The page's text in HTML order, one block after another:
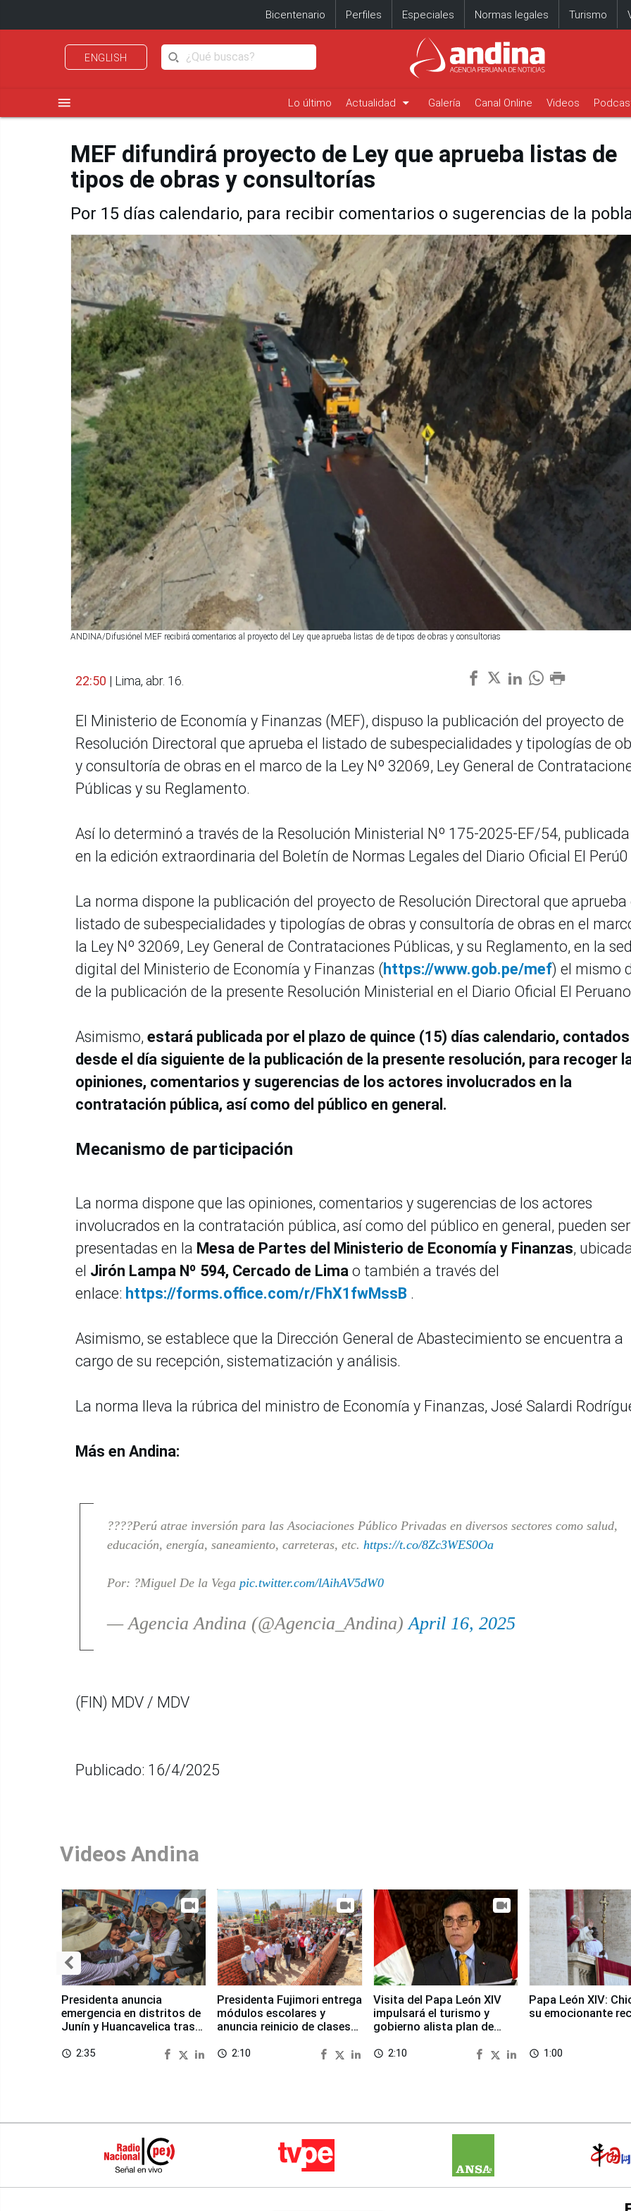
Bicentenario Perfiles Especiales Normas legales Turismo
ENGLISH
menu Lo último Actualidad arrow_drop_down Galería Canal Online Videos
MEF difundirá proyecto de Ley que aprueba listas de
tipos de obras y consultorías
Por 15 días calendario, para recibir comentarios o sugerencias de la
ANDINA/Difusiónel MEF recibirá comentarios al proyecto del Ley que aprueba listas de de tipos de obras y consultorias
22:50 | Lima, abr. 16.
El Ministerio de Economía y Finanzas (MEF), dispuso la publicación del proyecto de
Resolución Directoral que aprueba el listado de subespecialidades y tipologías de
y consultoría de obras en el marco de la Ley Nº 32069, Ley General de
Públicas y su Reglamento.
Así lo determinó a través de la Resolución Ministerial Nº 175-2025-EF/54,
en la edición extraordinaria del Boletín de Normas Legales del Diario Oficial El Perú0
La norma dispone la publicación del proyecto de Resolución Directoral que aprueba
listado de subespecialidades y tipologías de obras y consultoría de obras en el
la Ley Nº 32069, Ley General de Contrataciones Públicas, y su Reglamento, en la
digital del Ministerio de Economía y Finanzas (https://www.gob.pe/mef) el mismo
de la publicación de la presente Resolución Ministerial en el Diario Oficial El
Asimismo, estará publicada por el plazo de quince (15) días calendario, contados
desde el día siguiente de la publicación de la presente resolución, para recoger
opiniones, comentarios y sugerencias de los actores involucrados en la
contratación pública, así como del público en general.
Mecanismo de participación
La norma dispone que las opiniones, comentarios y sugerencias de los actores
involucrados en la contratación pública, así como del público en general, pueden ser
presentadas en la Mesa de Partes del Ministerio de Economía y Finanzas,
el Jirón Lampa Nº 594, Cercado de Lima o también a través del
enlace: https://forms.office.com/r/FhX1fwMssB .
Asimismo, se establece que la Dirección General de Abastecimiento se encuentra a
cargo de su recepción, sistematización y análisis.
La norma lleva la rúbrica del ministro de Economía y Finanzas, José Salardi
Más en Andina:
????Perú atrae inversión para las Asociaciones Público Privadas en diversos sectores como salud,
educación, energía, saneamiento, carreteras, etc. https://t.co/8Zc3WES0Oa
Por: ?Miguel De la Vega pic.twitter.com/lAihAV5dW0
— Agencia Andina (@Agencia_Andina)April 16, 2025
(FIN) MDV / MDV
Publicado: 16/4/2025
Videos Andina
Presidenta anuncia
emergencia en distritos de
Junín y Huancavelica tras
access_time 2:35
Presidenta Fujimori entrega
módulos escolares y
anuncia reinicio de clases
access_time 2:10
Visita del Papa León XIV
impulsará el turismo y
gobierno alista plan de
access_time 2:10
Papa León XIV:
su emocionante
access_time 1:00